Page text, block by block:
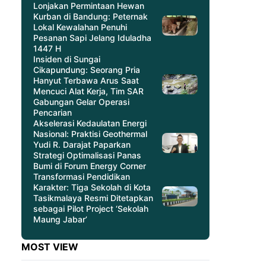
Lonjakan Permintaan Hewan
Kurban di Bandung: Peternak
Lokal Kewalahan Penuhi
Pesanan Sapi Jelang Iduladha
1447 H
Insiden di Sungai
Cikapundung: Seorang Pria
Hanyut Terbawa Arus Saat
Mencuci Alat Kerja, Tim SAR
Gabungan Gelar Operasi
Pencarian
Akselerasi Kedaulatan Energi
Nasional: Praktisi Geothermal
Yudi R. Darajat Paparkan
Strategi Optimalisasi Panas
Bumi di Forum Energy Corner
Transformasi Pendidikan
Karakter: Tiga Sekolah di Kota
Tasikmalaya Resmi Ditetapkan
sebagai Pilot Project ‘Sekolah
Maung Jabar’
MOST VIEW